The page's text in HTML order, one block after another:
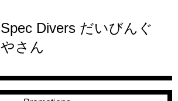
Spec Divers だいびんぐ
やさん